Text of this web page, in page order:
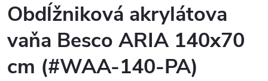
Obdĺžniková akrylátova
vaňa Besco ARIA 140x70
cm (#WAA-140-PA)